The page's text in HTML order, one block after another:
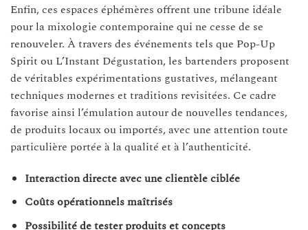
Enfin, ces espaces éphémères offrent une tribune idéale
pour la mixologie contemporaine qui ne cesse de se
renouveler. À travers des événements tels que Pop-Up
Spirit ou L’Instant Dégustation, les bartenders proposent
de véritables expérimentations gustatives, mélangeant
techniques modernes et traditions revisitées. Ce cadre
favorise ainsi l’émulation autour de nouvelles tendances,
de produits locaux ou importés, avec une attention toute
particulière portée à la qualité et à l’authenticité.
Interaction directe avec une clientèle ciblée
Coûts opérationnels maîtrisés
Possibilité de tester produits et concepts